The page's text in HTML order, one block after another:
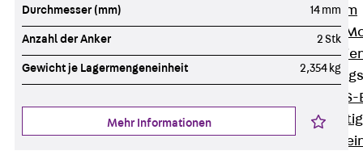
I-Stiel-System
PUK-STRUT-
C-Profil-
KTS-
Durchmesser (mm) 14 mm
Anzahl der Anker 2 Stk
Gewicht je Lagermengeneinheit 2,354 kg
Mehr Informationen